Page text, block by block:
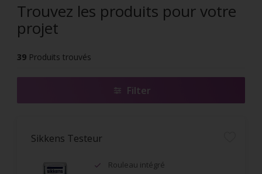
Trouvez les produits pour votre
projet
39 Produits trouvés
Filter
Sikkens Testeur
Rouleau intégré